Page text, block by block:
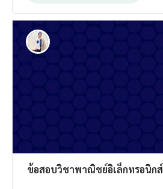
ข้อสอบวิชาพาณิชย์อิเล็กทรอนิกส์